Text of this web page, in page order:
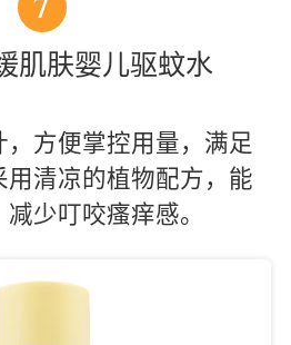
肌肤婴儿驱蚊水
方便掌控用量，满足
用清凉的植物配方，能
少叮咬瘙痒感。